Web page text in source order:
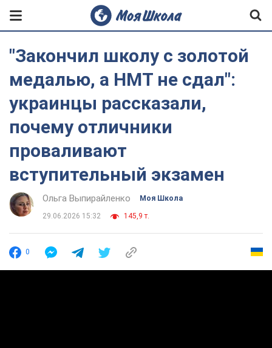
"Закончил школу с золотой
медалью, а НМТ не сдал":
украинцы рассказали,
почему отличники
проваливают
вступительный экзамен
Ольга Выпирайленко Моя Школа
29.06.2026 15:32 145,9 т.
0